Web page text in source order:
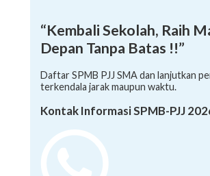
“Kembali Sekolah, Raih
Depan Tanpa Batas !!”
Daftar SPMB PJJ SMA dan lanjutkan
terkendala jarak maupun waktu.
Kontak Informasi SPMB-PJJ